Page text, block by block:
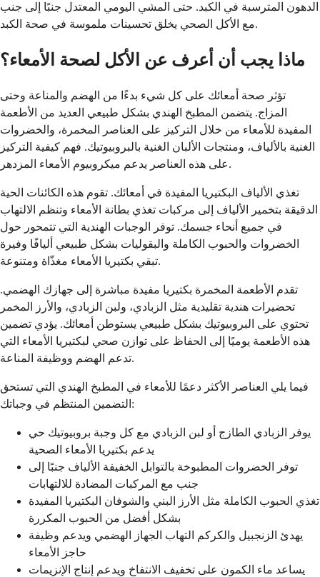
الدهون المترسبة في الكبد. حتى المشي اليومي المعتدل جنبًا إلى جنب
مع الأكل الصحي يخلق تحسينات ملموسة في صحة الكبد.
ماذا يجب أن أعرف عن الأكل لصحة الأمعاء؟
تؤثر صحة أمعائك على كل شيء بدءًا من الهضم والمناعة وحتى
المزاج. يتضمن المطبخ الهندي بشكل طبيعي العديد من الأطعمة
المفيدة للأمعاء من خلال التركيز على العناصر المخمرة، والخضروات
الغنية بالألياف، ومنتجات الألبان الغنية بالبروبيوتيك. فهم كيفية التركيز
على هذه العناصر يدعم ميكروبيوم الأمعاء المزدهر.
تغذي الألياف البكتيريا المفيدة في أمعائك. تقوم هذه الكائنات الحية
الدقيقة بتخمير الألياف إلى مركبات تغذي بطانة الأمعاء وتنظم الالتهاب
في جميع أنحاء جسمك. توفر الوجبات الهندية التي تتمحور حول
الخضروات والحبوب الكاملة والبقوليات بشكل طبيعي أليافًا وفيرة
تبقي بكتيريا الأمعاء مغذّاة ومتنوعة.
تقدم الأطعمة المخمرة بكتيريا مفيدة مباشرة إلى جهازك الهضمي.
تحضيرات هندية تقليدية مثل الزبادي، ولبن الزبادي، والأرز المخمر
تحتوي على البروبيوتيك بشكل طبيعي يستوطن أمعائك. يؤدي تضمين
هذه الأطعمة يوميًا إلى الحفاظ على توازن صحي لبكتيريا الأمعاء التي
تدعم الهضم ووظيفة المناعة.
فيما يلي العناصر الأكثر دعمًا للأمعاء في المطبخ الهندي التي تستحق
التضمين المنتظم في وجباتك:
يوفر الزبادي الطازج أو لبن الزبادي مع كل وجبة بروبيوتيك حي
يدعم بكتيريا الأمعاء الصحية
توفر الخضروات المطبوخة بالتوابل الخفيفة الألياف جنبًا إلى
جنب مع المركبات المضادة للالتهابات
تغذي الحبوب الكاملة مثل الأرز البني والشوفان البكتيريا المفيدة
بشكل أفضل من الحبوب المكررة
يهدئ الزنجبيل والكركم التهاب الجهاز الهضمي ويدعم وظيفة
حاجز الأمعاء
يساعد ماء الكمون على تخفيف الانتفاخ ويدعم إنتاج الإنزيمات